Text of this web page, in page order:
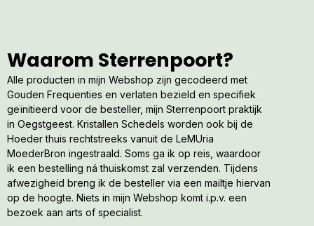
Waarom Sterrenpoort?
Alle producten in mijn Webshop zijn gecodeerd met
Gouden Frequenties en verlaten bezield en specifiek
geïnitieerd voor de besteller, mijn Sterrenpoort praktijk
in Oegstgeest. Kristallen Schedels worden ook bij de
Hoeder thuis rechtstreeks vanuit de LeMUria
MoederBron ingestraald. Soms ga ik op reis, waardoor
ik een bestelling ná thuiskomst zal verzenden. Tijdens
afwezigheid breng ik de besteller via een mailtje hiervan
op de hoogte. Niets in mijn Webshop komt i.p.v. een
bezoek aan arts of specialist.